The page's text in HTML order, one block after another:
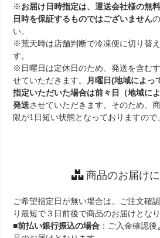
※お届け日時指定は、運送会社様の無
日時を保証するものではございません
い。
※荒天時は店舗判断で冷凍便に切り替
す。
※日曜日は定休日のため、発送を含む
せていただきます。
月曜日(地域によっ
指定いただいた場合は前々日（地域に
発送させていただきます。そのため、
限が1日短い状態となっておりますので
商品のお届け
ご希望指定日が無い場合は、ご注文確
り最短で３日前後で商品のお届けとな
■前払い銀行振込の場合 ：ご入金確認